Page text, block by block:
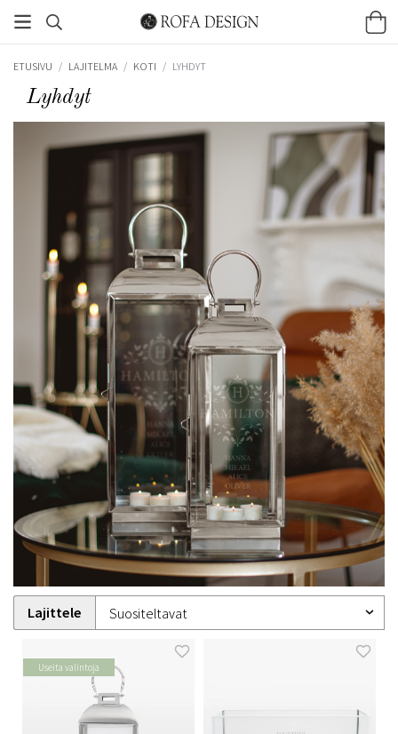
ETUSIVU / LAJITELMA / KOTI / LYHDYT
Lyhdyt
Lajittele
Useita valintoja